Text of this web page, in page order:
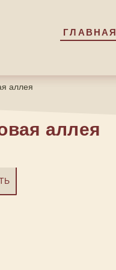
ГЛАВНАЯ
ГЛАВНАЯ
аллея
аллея